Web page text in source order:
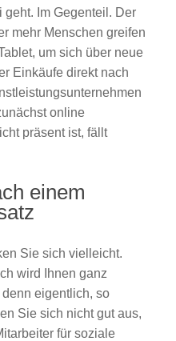
geht. Im Gegenteil. Der
mehr Menschen greifen
um sich über neue
Einkäufe direkt nach
online
präsent ist, fällt
einem
Sie sich vielleicht.
wird Ihnen ganz
eigentlich, so
Sie sich nicht gut aus,
für soziale